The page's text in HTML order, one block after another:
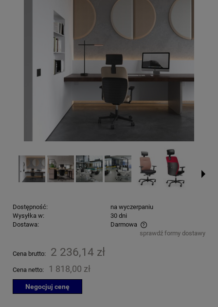
Dostępność:
na wyczerpaniu
Wysyłka w:
30 dni
Dostawa:
Darmowa
Cena nie zawiera ewentualnych kosztów płatnościsprawdź formy dostawy
Cena brutto: 2 236,14 zł
Cena netto: 1 818,00 zł
Negocjuj cenę